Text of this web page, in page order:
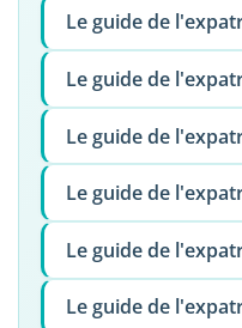
Le guide de
Le guide de
Le guide de
Le guide de
Le guide de
Le guide de